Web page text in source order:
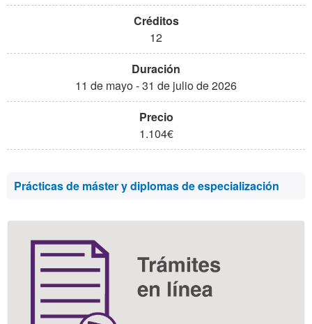
12
11 de mayo - 31 de julio de 2026
1.104€
Información
Prácticas de máster y diplomas de especialización